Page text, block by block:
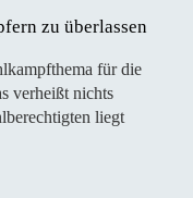
zu überlassen
für die
verheißt nichts
liegt